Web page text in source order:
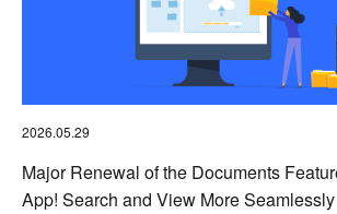
2026.05.29
Major Renewal of the Documents
App! Search and View More Seamlessly